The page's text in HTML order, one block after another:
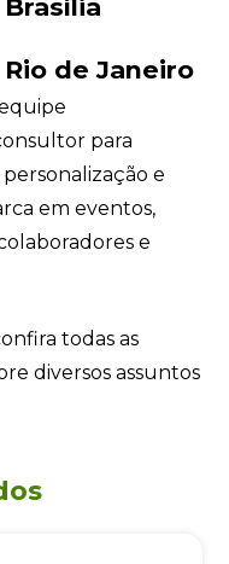
de Janeiro
para
e
em eventos,
e
todas as
diversos assuntos